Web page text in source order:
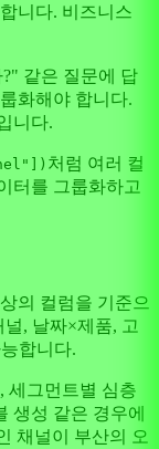
니다. 비즈니스
같은 질문에 답
화해야 합니다.
니다.
처럼 여러 컬
터를 그룹화하고
의 컬럼을 기준으
, 날짜×제품, 고
합니다.
세그먼트별 심층
생성 같은 경우에
채널이 부산의 오